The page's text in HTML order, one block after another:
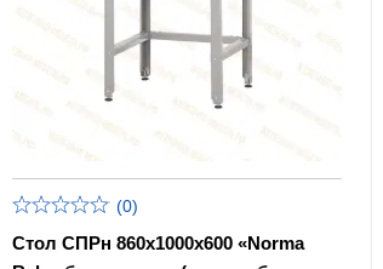
Холодильное
оборудование
(0)
Стол СПРн 860х1000х600 «Norma